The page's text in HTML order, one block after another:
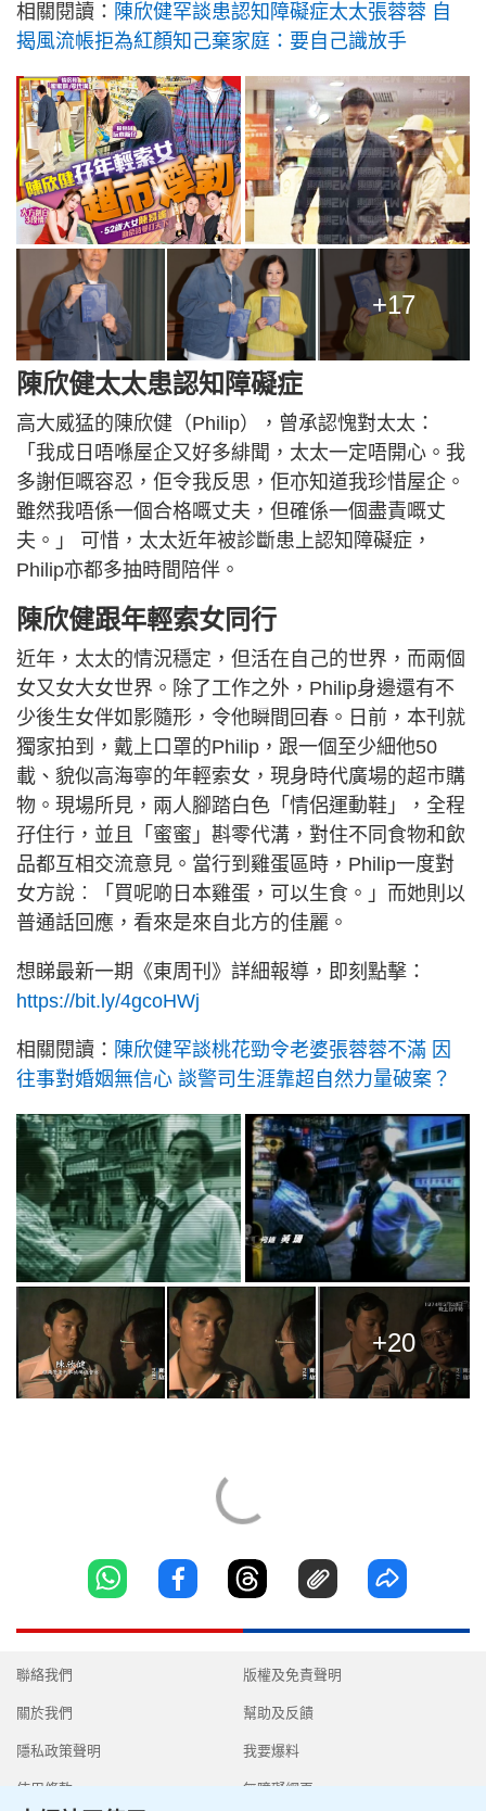
相關閱讀： 陳欣健罕談患認知障礙症太太張蓉蓉 自
揭風流帳拒為紅顏知己棄家庭：要自己識放手
+17
陳欣健太太患認知障礙症
高大威猛的陳欣健（Philip），曾承認愧對太太：
「我成日唔喺屋企又好多緋聞，太太一定唔開心。我
多謝佢嘅容忍，佢令我反思，佢亦知道我珍惜屋企。
雖然我唔係一個合格嘅丈夫，但確係一個盡責嘅丈
夫。」 可惜，太太近年被診斷患上認知障礙症，
Philip亦都多抽時間陪伴。
陳欣健跟年輕索女同行
近年，太太的情況穩定，但活在自己的世界，而兩個
女又女大女世界。除了工作之外，Philip身邊還有不
少後生女伴如影隨形，令他瞬間回春。日前，本刊就
獨家拍到，戴上口罩的Philip，跟一個至少細他50
載、貌似高海寧的年輕索女，現身時代廣場的超市購
物。現場所見，兩人腳踏白色「情侶運動鞋」，全程
孖住行，並且「蜜蜜」斟零代溝，對住不同食物和飲
品都互相交流意見。當行到雞蛋區時，Philip一度對
女方說︰「買呢啲日本雞蛋，可以生食。」而她則以
普通話回應，看來是來自北方的佳麗。
想睇最新一期《東周刊》詳細報導，即刻點擊：
https://bit.ly/4gcoHWj
相關閱讀： 陳欣健罕談桃花勁令老婆張蓉蓉不滿 因
往事對婚姻無信心 談警司生涯靠超自然力量破案？
+20
聯絡我們
關於我們
隱私政策聲明
使用條款
版權及免責聲明
幫助及反饋
我要爆料
無障礙網頁